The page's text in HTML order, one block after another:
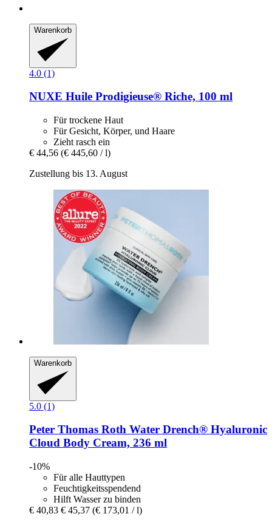
Warenkorb
4.0 (1)
NUXE Huile Prodigieuse® Riche, 100 ml
Für trockene Haut
Für Gesicht, Körper, und Haare
Zieht rasch ein
€ 44,56 (€ 445,60 / l)
Zustellung bis 13. August
Warenkorb
5.0 (1)
Peter Thomas Roth Water Drench® Hyaluronic
Cloud Body Cream, 236 ml
-10%
Für alle Hauttypen
Feuchtigkeitsspendend
Hilft Wasser zu binden
€ 40,83 € 45,37 (€ 173,01 / l)